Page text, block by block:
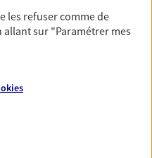
vous avec notre
vos proches en cas
totale de travail,
les refuser comme de
allant sur "Paramétrer mes